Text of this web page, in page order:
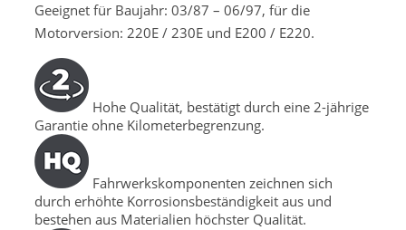
Geeignet für Baujahr: 03/87 – 06/97, für die
Motorversion: 220E / 230E und E200 / E220.
Hohe Qualität, bestätigt durch eine 2-jährige
Garantie ohne Kilometerbegrenzung.
Fahrwerkskomponenten zeichnen sich
durch erhöhte Korrosionsbeständigkeit aus und
bestehen aus Materialien höchster Qualität.